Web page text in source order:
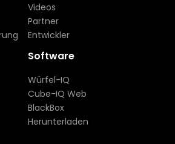
Videos
Partner
Entwickler
Software
Würfel-IQ
Cube-IQ Web
BlackBox
Herunterladen